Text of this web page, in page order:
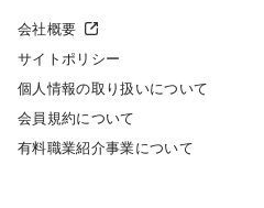
クリニックの開業スタイル
クリニック開業までの流れ
開業支援事例
スポット求人検索
採用をお考えの医療機関の方
会社概要
サイトポリシー
個人情報の取り扱いについて
会員規約について
有料職業紹介事業について